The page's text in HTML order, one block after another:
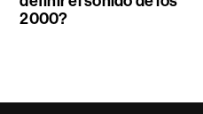
2000?